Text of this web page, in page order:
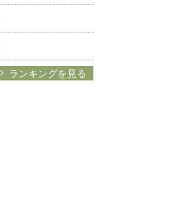
ランキングを見る